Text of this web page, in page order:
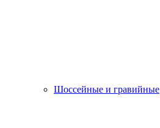
Шоссейные и гравийные